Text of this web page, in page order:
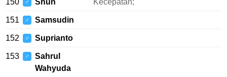
150 ♂ Shun Kecepatan;
151 ♂ Samsudin
152 ♂ Suprianto
153 ♂
Sahrul
Wahyuda